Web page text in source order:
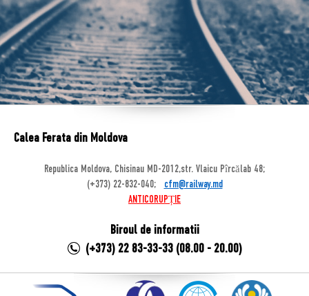
Calea Ferata din Moldova
Republica Moldova, Chisinau MD-2012,str. Vlaicu Pîrcălab 48;
(+373) 22-832-040;
cfm@railway.md
ANTICORUPȚIE
Biroul de informatii
(+373) 22 83-33-33 (08.00 - 20.00)